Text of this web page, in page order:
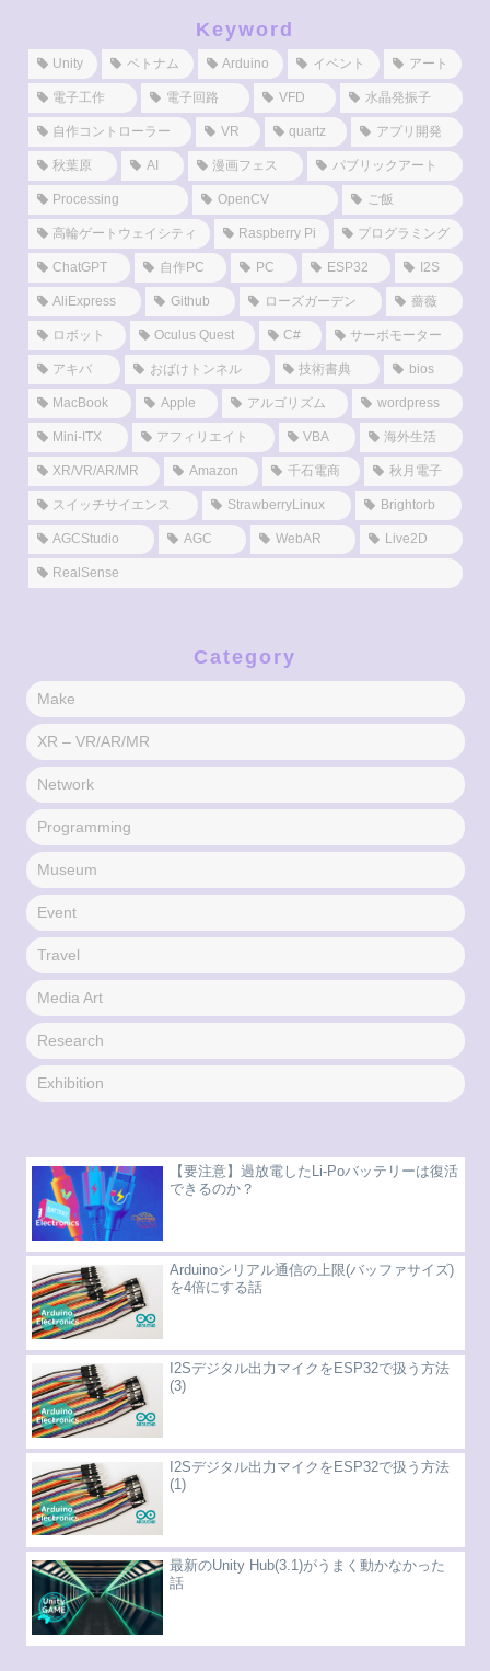
Keyword
Unity ベトナム Arduino イベント アート
電子工作 電子回路 VFD 水晶発振子
自作コントローラー VR quartz アプリ開発
秋葉原 AI 漫画フェス パブリックアート
Processing OpenCV ご飯
高輪ゲートウェイシティ Raspberry Pi プログラミング
ChatGPT 自作PC PC ESP32 I2S
AliExpress Github ローズガーデン 薔薇
ロボット Oculus Quest C# サーボモーター
アキバ おばけトンネル 技術書典 bios
MacBook Apple アルゴリズム wordpress
Mini-ITX アフィリエイト VBA 海外生活
XR/VR/AR/MR Amazon 千石電商 秋月電子
スイッチサイエンス StrawberryLinux Brightorb
AGCStudio AGC WebAR Live2D
RealSense
Category
Make
XR – VR/AR/MR
Network
Programming
Museum
Event
Travel
Media Art
Research
Exhibition
【要注意】過放電したLi-Poバッテリーは復活
できるのか？
Arduinoシリアル通信の上限(バッファサイズ)
を4倍にする話
I2Sデジタル出力マイクをESP32で扱う方法
(3)
I2Sデジタル出力マイクをESP32で扱う方法
(1)
最新のUnity Hub(3.1)がうまく動かなかった
話